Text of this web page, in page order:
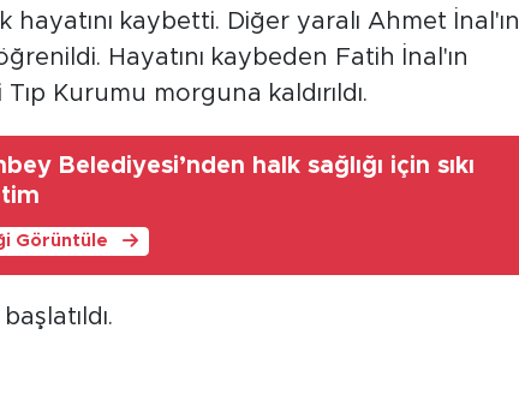
hayatını kaybetti. Diğer yaralı Ahmet İnal'ın
Hayatını kaybeden Fatih İnal'ın
Kurumu morguna kaldırıldı.
Belediyesi’nden halk sağlığı için sıkı
Görüntüle